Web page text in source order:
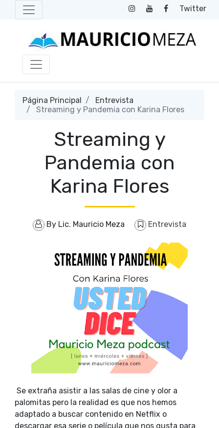
Twitter
Página Principal
Entrevista
Streaming y Pandemia con Karina Flores
Streaming y
Pandemia con
Karina Flores
By Lic. Mauricio Meza Entrevista
Se extraña asistir a las salas de cine y olor a
palomitas pero la realidad es que nos hemos
adaptado a buscar contenido en Netflix o
descargar esa serie o película que nos gusta para